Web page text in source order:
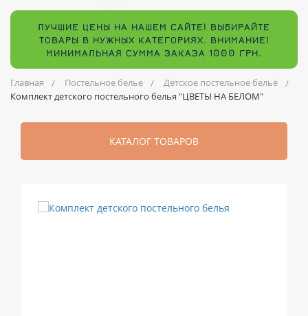
ЛУЧШИЕ ЦЕНЫ НА НАШЕМ САЙТЕ! ВЫБИРАЙТЕ
ТОВАРЫ В НУЖНЫХ КАТЕГОРИЯХ. ВНИМАНИЕ!
МИНИМАЛЬНАЯ СУММА ЗАКАЗА 1000 ГРН.
Главная Постельное белье
Детское постельное бельё
Комплект детского постельного белья "ЦВЕТЫ НА БЕЛОМ"
КАТАЛОГ ТОВАРОВ